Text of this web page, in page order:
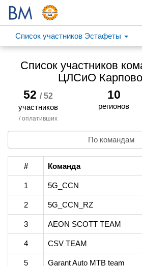
Список участников Эстафеты
Список участников
ЦЛСиО
52 / 52
участников
/ оплативших
10
регионов
# Команда
1 5G_CCN
2 5G_CCN_RZ
3 AEON SCOTT TEAM
4 CSV TEAM
5 Garant Auto MTB team